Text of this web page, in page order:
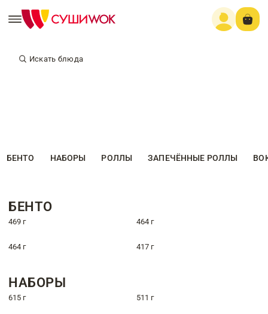
Искать блюда
БЕНТО НАБОРЫ РОЛЛЫ ЗАПЕЧЁННЫЕ РОЛЛЫ
БЕНТО
469 г 464 г
464 г 417 г
НАБОРЫ
615 г 511 г